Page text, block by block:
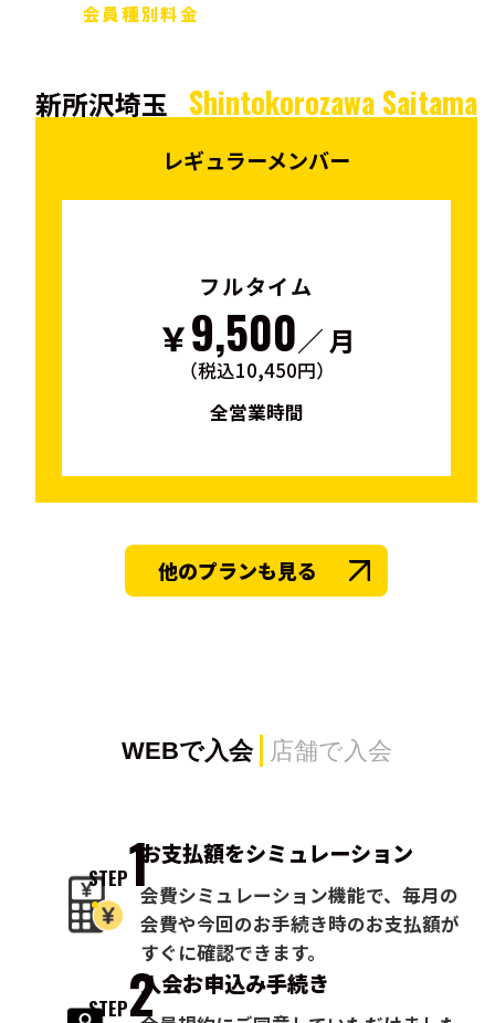
会員種別料金
新所沢埼玉 Shintokorozawa Saitama
レギュラーメンバー
フルタイム
￥9,500／ 月
（税込10,450円）
全営業時間
他のプランも見る
WEBで入会 店舗で入会
STEP1お支払額をシミュレーション
会費シミュレーション機能で、毎月の
会費や今回のお手続き時のお支払額が
すぐに確認できます。
STEP2入会お申込み手続き